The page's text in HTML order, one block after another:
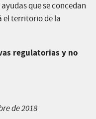
que se concedan
el territorio de la
regulatorias y no
de 2018